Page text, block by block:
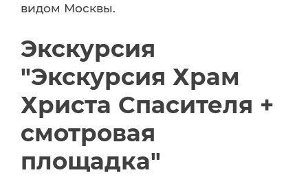
видом Москвы.
Экскурсия
"Экскурсия Храм
Христа Спасителя +
смотровая
площадка"